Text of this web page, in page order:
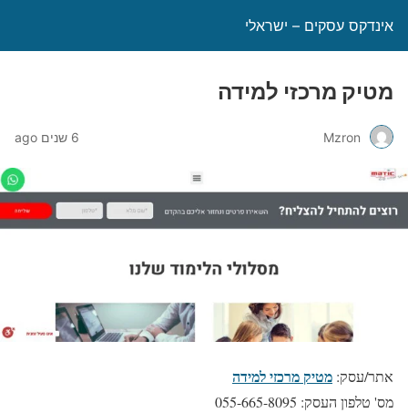
אינדקס עסקים – ישראלי
מטיק מרכזי למידה
Mzron 6 שנים ago
אתר/עסק: מטיק מרכזי למידה
מס' טלפון העסק: 055-665-8095